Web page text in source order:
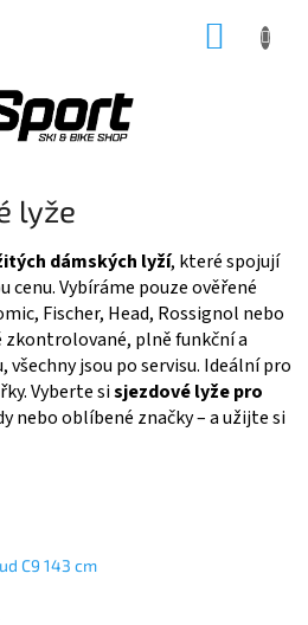
lyže
dámských lyží, které spojují
cenu. Vybíráme pouze ověřené
Fischer, Head, Rossignol nebo
zkontrolované, plně funkční a
všechny jsou po servisu. Ideální pro
Vyberte sisjezdové lyže pro
nebo oblíbené značky – a užijte si
C9 143 cm